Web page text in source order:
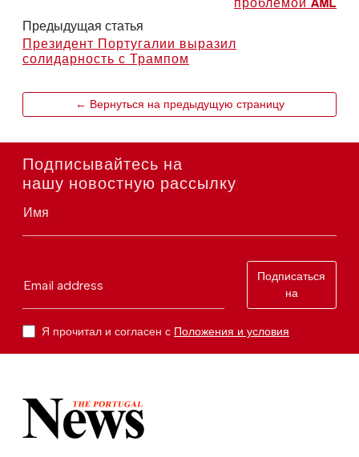
Предыдущая статья
Президент Португалии выразил
солидарность с Трампом
← Вернуться на предыдущую страницу
Подписывайтесь на
нашу новостную рассылку
Имя
Email address
Подписаться
на
Я прочитал и согласен с Положения и условия